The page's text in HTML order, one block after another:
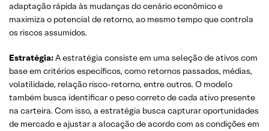
adaptação rápida às mudanças do cenário econômico e
maximiza o potencial de retorno, ao mesmo tempo que controla
os riscos assumidos.
Estratégia:A estratégia consiste em uma seleção de ativos com
base em critérios específicos, como retornos passados, médias,
volatilidade, relação risco-retorno, entre outros. O modelo
também busca identificar o peso correto de cada ativo presente
na carteira. Com isso, a estratégia busca capturar oportunidades
de mercado e ajustar a alocação de acordo com as condições em